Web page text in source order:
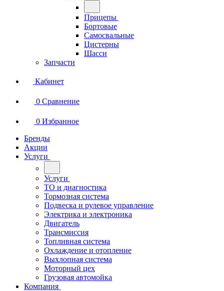
Прицепы
Бортовые
Самосвальные
Цистерны
Шасси
Запчасти
Кабинет
0 Сравнение
0 Избранное
Бренды
Акции
Услуги
Услуги
ТО и диагностика
Тормозная система
Подвеска и рулевое управление
Электрика и электроника
Двигатель
Трансмиссия
Топливная система
Охлаждение и отопление
Выхлопная система
Моторный цех
Грузовая автомойка
Компания